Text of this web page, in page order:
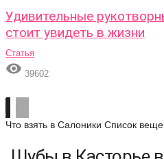
Удивительные
стоит увидеть в жизни
Статья
 39602
Что взять в Салоники Список